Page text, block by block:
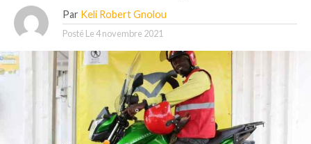
Par Keli Robert Gnolou
Posté Le4 novembre 2021